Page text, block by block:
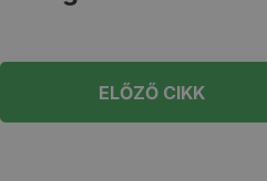
ELŐZŐ CIKK